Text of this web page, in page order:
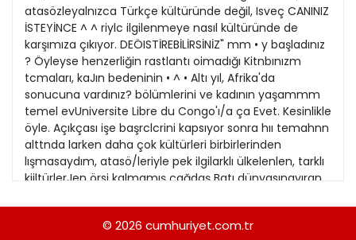
Siyaset Eki
Sürdürülebilir yaşam
Turizm Eki
Yerel Yönetimler
1985
1984
1983
1982
1981
1980
25
26
27
28
29
30
17
18
19
20
21
22
23
atasözleyalnızca Türkçe kültüründe değil, Isveç CANINIZ
İSTEYİNCE ^ ^ riylc ilgilenmeye nasıl kültüründe de
karşımıza çıkıyor. DEÖISTİREBİLİRSİNİZ" mm • y başladınız
? Öyleyse henzerliğin rastlantı oimadığı Kitnbınızm
tcmaları, kaJın bedeninin • ^ • Altı yıl, Afrika'da
sonucuna vardınız? bölümlerini ve kadının yaşammm
temel evUniversite Libre du Congo'ı/a ça Evet. Kesinlikle
öyle. Açıkçası işe başrclcrini kapsıyor sonra hıı temahnn
alttnda larken daha çok kültürleri birbirlerinden
lışmasaydım, atasö/leriyle pek ilgilarklı ülkelenlen, tarklı
kiiltürlerJen örsi kalmamış çağdaş Batı dünyasınayıran,
yöntenii seçtiniz? dan herhangi bir kişi gibi, benim
yaslanıyordum. Çalıştıkça, gerçeğin buna Farklı
© 2026 cumhuriyet.com.tr